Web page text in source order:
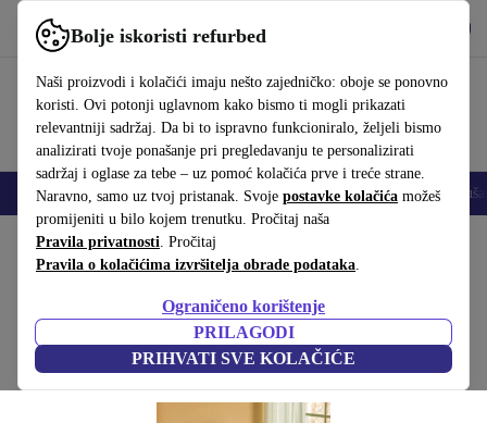
Bolje iskoristi refurbed
Naši proizvodi i kolačići imaju nešto zajedničko: oboje se ponovno
koristi. Ovi potonji uglavnom kako bismo ti mogli prikazati
relevantniji sadržaj. Da bi to ispravno funkcioniralo, željeli bismo
analizirati tvoje ponašanje pri pregledavanju te personalizirati
sadržaj i oglase za tebe – uz pomoć kolačića prve i treće strane.
Naravno, samo uz tvoj pristanak. Svoje postavke kolačića možeš
promijeniti u bilo kojem trenutku. Pročitaj naša
Pravila privatnosti. Pročitaj
Pravila o kolačićima izvršitelja obrade podataka.
Ograničeno korištenje
PRILAGODI
PRIHVATI SVE KOLAČIĆE
Koristi refurbed brzo i jednostavno
Mobiteli Prijenosna računala Tableti Pametni satovi Dodaci
Početna stranica Proizvodi Kućanstvo
Edge ormar Dobbelt crn
Crna
(Prikupljanje recenzija)